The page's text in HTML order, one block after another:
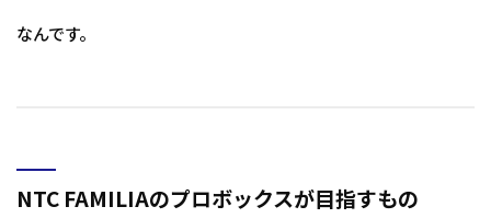
なんです。
NTC FAMILIAのプロボックスが目指すもの